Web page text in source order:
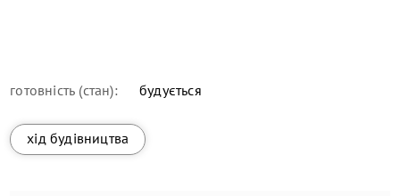
готовність (стан): будується
хід будівництва